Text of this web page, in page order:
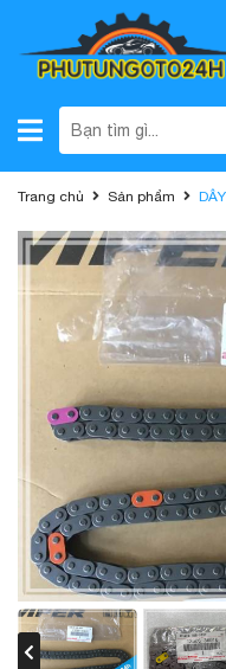
Trang chủ Sản phẩm